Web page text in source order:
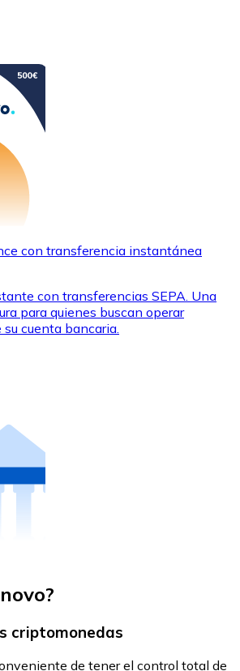
con transferencia instantánea
con transferencias SEPA. Una
para quienes buscan operar
cuenta bancaria.
criptomonedas
de tener el control total de